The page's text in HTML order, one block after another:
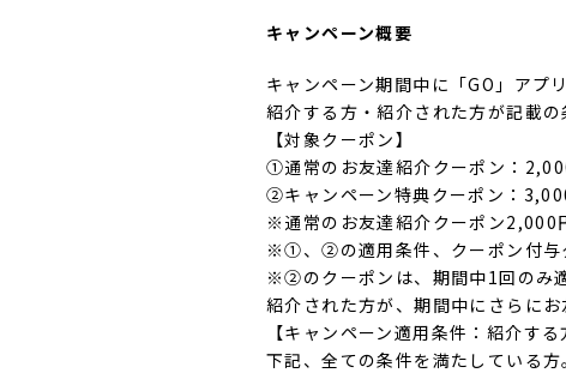
キャンペーン概要
キャンペーン期間中に「GO」アプ
紹介する方・紹介された方が記載
【対象クーポン】
①通常のお友達紹介クーポン：
②キャンペーン特典クーポン：
※通常のお友達紹介クーポン2,000
※①、②の適用条件、クーポン付与
※②のクーポンは、期間中1回のみ
紹介された方が、期間中にさらに
【キャンペーン適用条件：紹介する
下記、全ての条件を満たしている方